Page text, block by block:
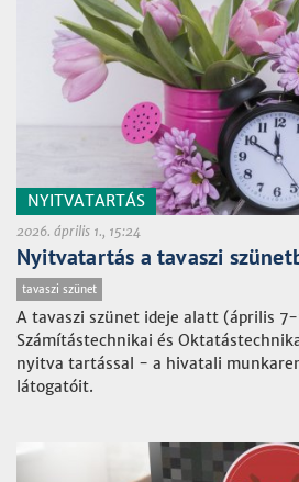
NYITVATARTÁS
2026. április 1., 15:24
Nyitvatartás a tavaszi
tavaszi szünet
A tavaszi szünet ideje alatt (április 7-
Számítástechnikai és
nyitva tartással - a hivatali
látogatóit.